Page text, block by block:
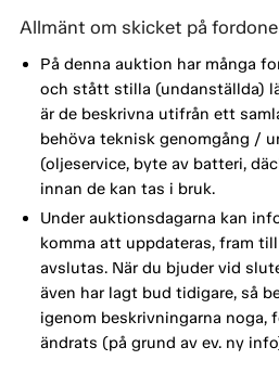
Allmänt om skicket på
På denna auktion har många
och stått stilla (undanställda)
är de beskrivna utifrån ett
behöva teknisk genomgång /
(oljeservice, byte av batteri,
innan de kan tas i bruk.
Under auktionsdagarna kan
komma att uppdateras, fram
avslutas. När du bjuder vid
även har lagt bud tidigare, så
igenom beskrivningarna
ändrats (på grund av ev. ny